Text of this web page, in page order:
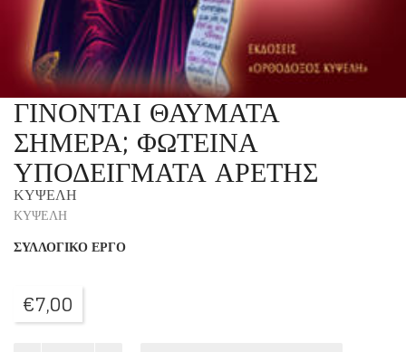
ΓΙΝΟΝΤΑΙ ΘΑΥΜΑΤΑ
ΣΗΜΕΡΑ; ΦΩΤΕΙΝΑ
ΥΠΟΔΕΙΓΜΑΤΑ ΑΡΕΤΗΣ
ΚΥΨΕΛΗ
ΚΥΨΕΛΗ
ΣΥΛΛΟΓΙΚΟ ΕΡΓΟ
€7,00